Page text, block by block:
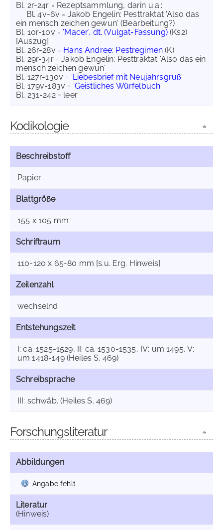
Bl. 2r-24r = Rezeptsammlung, darin u.a.:
Bl. 4v-6v = Jakob Engelin: Pesttraktat 'Also das
ein mensch zeichen gewun' (Bearbeitung?)
Bl. 10r-10v = 'Macer', dt. (Vulgat-Fassung)(Ks2)
[Auszug]
Bl. 26r-28v = Hans Andree: Pestregimen (K)
Bl. 29r-34r = Jakob Engelin: Pesttraktat 'Also das ein
mensch zeichen gewun'
Bl. 127r-130v = 'Liebesbrief mit Neujahrsgruß'
Bl. 179v-183v = 'Geistliches Würfelbuch'
Bl. 231-242 = leer
Kodikologie
Beschreibstoff
Papier
Blattgröße
155 x 105 mm
Schriftraum
110-120 x 65-80 mm [s.u. Erg. Hinweis]
Zeilenzahl
wechselnd
Entstehungszeit
I: ca. 1525-1529, II: ca. 1530-1535, IV: um 1495, V:
um 1418-149 (Heiles S. 469)
Schreibsprache
III: schwäb. (Heiles S. 469)
Forschungsliteratur
Abbildungen
Angabe fehlt
Literatur
(Hinweis)